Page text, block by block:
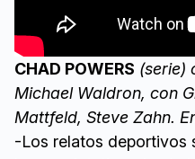
CHAD POWERS (serie)
Michael Waldron, con
Mattfeld, Steve Zahn.
-Los relatos deportivos